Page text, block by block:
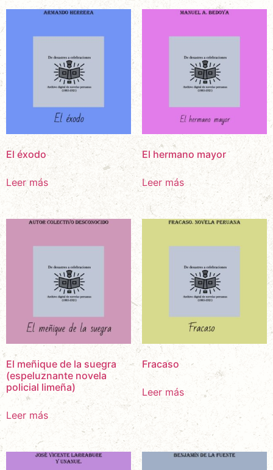
El éxodo
Leer más
El hermano mayor
Leer más
El meñique de la suegra
(espeluznante novela
policial limeña)
Leer más
Fracaso
Leer más